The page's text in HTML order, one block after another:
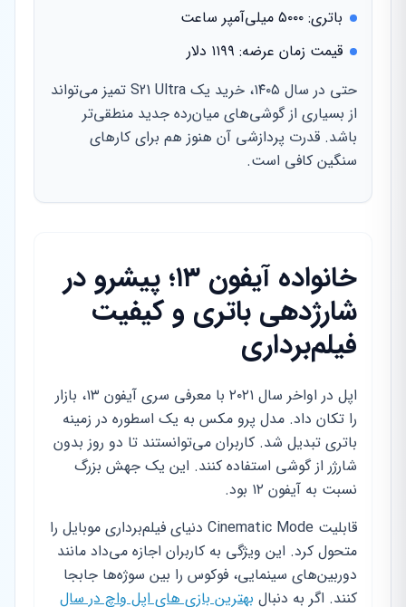
باتری: ۵۰۰۰ میلی‌آمپر ساعت
قیمت زمان عرضه: ۱۱۹۹ دلار
حتی در سال ۱۴۰۵، خرید یک S21 Ultra تمیز می‌تواند
از بسیاری از گوشی‌های میان‌رده جدید منطقی‌تر
باشد. قدرت پردازشی آن هنوز هم برای کارهای
سنگین کافی است.
خانواده آیفون ۱۳؛ پیشرو در
شارژدهی باتری و کیفیت
فیلم‌برداری
اپل در اواخر سال ۲۰۲۱ با معرفی سری آیفون ۱۳، بازار
را تکان داد. مدل پرو مکس به یک اسطوره در زمینه
باتری تبدیل شد. کاربران می‌توانستند تا دو روز بدون
شارژر از گوشی استفاده کنند. این یک جهش بزرگ
نسبت به آیفون ۱۲ بود.
قابلیت Cinematic Mode دنیای فیلم‌برداری موبایل را
متحول کرد. این ویژگی به کاربران اجازه می‌داد مانند
دوربین‌های سینمایی، فوکوس را بین سوژه‌ها جابجا
کنند. اگر به دنبال بهترین بازی های اپل واچ در سال